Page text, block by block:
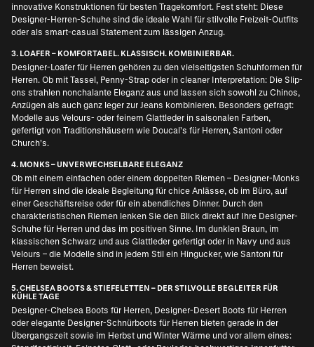
innovative Konstruktionen für besten Tragekomfort. Fest steht: Diese
Designer-Herren-Schuhe sind die ideale Wahl für stilvolle Freizeit-Outfits
oder als smart-casual Statement zum lässigen Anzug.
3. LOAFER – KOMFORTABEL. KLASSISCH. KOMBINIERBAR.
Designer-Loafer für Herren gehören zu den vielseitigsten Schuhformen für
Herren. Ob mit Tassel, Penny-Strap oder in cleaner Interpretation: Die Slip-
ons strahlen nonchalante Eleganz aus und lassen sich sowohl zu Chinos,
Anzügen als auch ganz leger zur Jeans kombinieren. Besonders gefragt:
Modelle aus Velours- oder feinem Glattleder in saisonalen Farben,
gefertigt von Traditionshäusern wie Doucal’s für Herren, Santoni oder
Church’s.
4. MONKS – UNVERWECHSELBARE ELEGANZ
Ob mit einem einfachen oder einem doppelten Riemen – Designer-Monks
für Herren sind die ideale Begleitung für chice Anlässe, ob im Büro, auf
einer Geschäftsreise oder für ein abendliches Dinner. Durch den
charakteristischen Riemen lenken Sie den Blick direkt auf Ihre Designer-
Schuhe für Herren und das im positiven Sinne. Im dunklen Braun, im
klassischen Schwarz und aus Glattleder gefertigt oder in Navy und aus
Velours – die Modelle sind in jedem Stil ein Hingucker, wie Santoni für
Herren beweist.
5. CHELSEA BOOTS & STIEFELETTEN – DER STILVOLLE BEGLEITER FÜR
KÜHLE TAGE
Designer-Chelsea Boots für Herren, Designer-Desert Boots für Herren
oder elegante Designer-Schnürboots für Herren bieten gerade in der
Übergangszeit sowie im Herbst und Winter Wärme und vor allem eines: